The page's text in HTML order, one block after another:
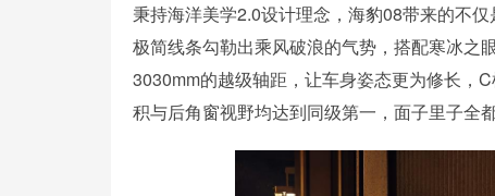
秉持海洋美学2.0设计理念，海豹08带来的不
极简线条勾勒出乘风破浪的气势，搭配寒冰之
3030mm的越级轴距，让车身姿态更为修长，
积与后角窗视野均达到同级第一，面子里子全